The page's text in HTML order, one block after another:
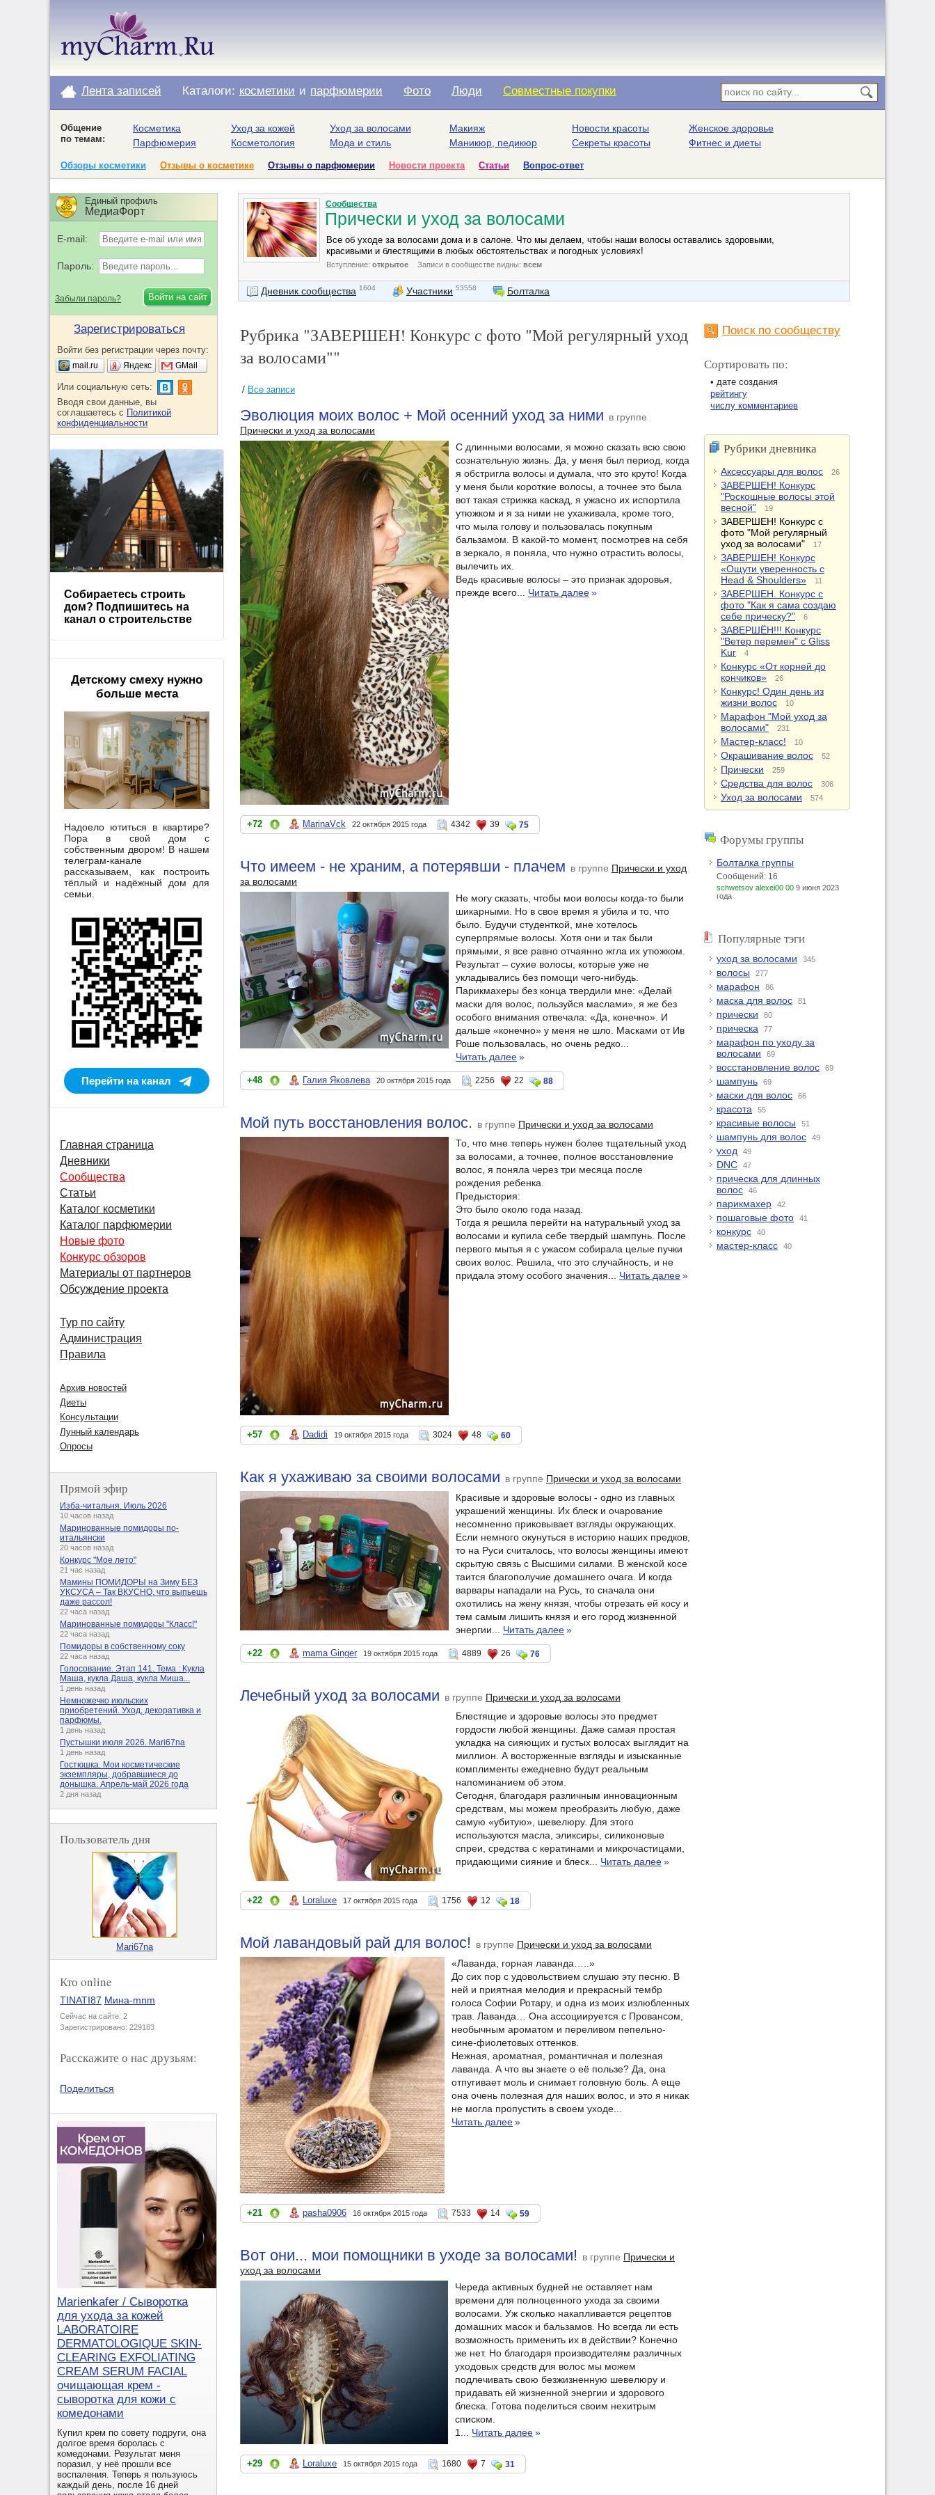
Лента записей Каталоги: косметики и парфюмерии Фото Люди Совместные покупки
Общение
по темам:
Косметика
Парфюмерия
Уход за кожей
Косметология
Уход за волосами
Мода и стиль
Макияж
Маникюр, педикюр
Новости красоты
Секреты красоты
Женское здоровье
Фитнес и диеты
Обзоры косметики Отзывы о косметике Отзывы о парфюмерии Новости проекта Статьи Вопрос-ответ
Сообщества
Прически и уход за волосами
Все об уходе за волосами дома и в салоне. Что мы делаем, чтобы наши волосы оставались здоровыми,
красивыми и блестящими в любых обстоятельствах и погодных условиях!
Вступление: открытое Записи в сообществе видны: всем
Дневник сообщества 1604 Участники 53558 Болталка
Рубрика "ЗАВЕРШЕН! Конкурс с фото "Мой регулярный уход
за волосами""
/ Все записи
Эволюция моих волос + Мой осенний уход за ними в группе
Прически и уход за волосами
С длинными волосами, я можно сказать всю свою
сознательную жизнь. Да, у меня был период, когда
я обстригла волосы и думала, что это круто! Когда
у меня были короткие волосы, а точнее это была
вот такая стрижка каскад, я ужасно их испортила
утюжком и я за ними не ухаживала, кроме того,
что мыла голову и пользовалась покупным
бальзамом. В какой-то момент, посмотрев на себя
в зеркало, я поняла, что нужно отрастить волосы,
вылечить их.
Ведь красивые волосы – это признак здоровья,
прежде всего... Читать далее»
+72 MarinaVck 22 октября 2015 года 4342 39 75
Что имеем - не храним, а потерявши - плачем в группе Прически и уход
за волосами
Не могу сказать, чтобы мои волосы когда-то были
шикарными. Но в свое время я убила и то, что
было. Будучи студенткой, мне хотелось
суперпрямые волосы. Хотя они и так были
прямыми, я все равно отчаянно жгла их утюжком.
Результат – сухие волосы, которые уже не
укладывались без помощи чего-нибудь.
Парикмахеры без конца твердили мне: «Делай
маски для волос, пользуйся маслами», я же без
особого внимания отвечала: «Да, конечно». И
дальше «конечно» у меня не шло. Масками от Ив
Роше пользовалась, но очень редко...
Читать далее»
+48 Галия Яковлева 20 октября 2015 года 2256 22 88
Мой путь восстановления волос. в группе Прически и уход за волосами
То, что мне теперь нужен более тщательный уход
за волосами, а точнее, полное восстановление
волос, я поняла через три месяца после
рождения ребенка.
Предыстория:
Это было около года назад.
Тогда я решила перейти на натуральный уход за
волосами и купила себе твердый шампунь. После
первого мытья я с ужасом собирала целые пучки
своих волос. Решила, что это случайность, и не
придала этому особого значения... Читать далее»
+57 Dadidi 19 октября 2015 года 3024 48 60
Как я ухаживаю за своими волосами в группе Прически и уход за волосами
Красивые и здоровые волосы - одно из главных
украшений женщины. Их блеск и очарование
несомненно приковывает взгляды окружающих.
Если немного окунуться в историю наших предков,
то на Руси считалось, что волосы женщины имеют
скрытую связь с Высшими силами. В женской косе
таится благополучие домашнего очага. И когда
варвары нападали на Русь, то сначала они
охотились на жену князя, чтобы отрезать ей косу и
тем самым лишить князя и его город жизненной
энергии... Читать далее»
+22 mama Ginger 19 октября 2015 года 4889 26 76
Лечебный уход за волосами в группе Прически и уход за волосами
Блестящие и здоровые волосы это предмет
гордости любой женщины. Даже самая простая
укладка на сияющих и густых волосах выглядит на
миллион. А восторженные взгляды и изысканные
комплименты ежедневно будут реальным
напоминанием об этом.
Сегодня, благодаря различным инновационным
средствам, мы можем преобразить любую, даже
самую «убитую», шевелюру. Для этого
используются масла, эликсиры, силиконовые
спреи, средства с кератинами и микрочастицами,
придающими сияние и блеск... Читать далее»
+22 Loraluxe 17 октября 2015 года 1756 12 18
Мой лавандовый рай для волос! в группе Прически и уход за волосами
«Лаванда, горная лаванда…..»
До сих пор с удовольствием слушаю эту песню. В
ней и приятная мелодия и прекрасный тембр
голоса Софии Ротару, и одна из моих излюбленных
трав. Лаванда… Она ассоциируется с Провансом,
необычным ароматом и переливом пепельно-
сине-фиолетовых оттенков.
Нежная, ароматная, романтичная и полезная
лаванда. А что вы знаете о её пользе? Да, она
отпугивает моль и снимает головную боль. А еще
она очень полезная для наших волос, и это я никак
не могла пропустить в своем уходе...
Читать далее»
+21 pasha0906 16 октября 2015 года 7533 14 59
Вот они... мои помощники в уходе за волосами! в группе Прически и
уход за волосами
Череда активных будней не оставляет нам
времени для полноценного ухода за своими
волосами. Уж сколько накапливается рецептов
домашних масок и бальзамов. Но всегда ли есть
возможность применить их в действии? Конечно
же нет. Но благодаря производителям различных
уходовых средств для волос мы можем
подлечивать свою безжизненную шевелюру и
придавать ей жизненной энергии и здорового
блеска. Готова поделиться своим нехитрым
списком.
1... Читать далее»
+29 Loraluxe 15 октября 2015 года 1680 7 31
Поиск по сообществу
Сортировать по:
• дате создания
рейтингу
числу комментариев
Рубрики дневника
Аксессуары для волос 26
ЗАВЕРШЕН! Конкурс
"Роскошные волосы этой
весной"
19
ЗАВЕРШЕН! Конкурс с
фото "Мой регулярный
уход за волосами"
17
ЗАВЕРШЕН! Конкурс
«Ощути уверенность с
Head & Shoulders»
11
ЗАВЕРШЕН. Конкурс с
фото "Как я сама создаю
себе прическу?"
6
ЗАВЕРШЁН!!! Конкурс
"Ветер перемен" с Gliss
Kur
4
Конкурс «От корней до
кончиков»
26
Конкурс! Один день из
жизни волос
10
Марафон "Мой уход за
волосами"
231
Мастер-класс! 10
Окрашивание волос 52
Прически 259
Средства для волос 306
Уход за волосами 574
Форумы группы
Болталка группы
Сообщений: 16
schwetsov alexei00 00 9 июня 2023
года
Популярные тэги
уход за волосами 345
волосы 277
марафон 86
маска для волос 81
прически 80
прическа 77
марафон по уходу за
волосами
69
восстановление волос 69
шампунь 69
маски для волос 66
красота 55
красивые волосы 51
шампунь для волос 49
уход 49
DNC 47
прическа для длинных
волос
46
парикмахер 42
пошаговые фото 41
конкурс 40
мастер-класс 40
Единый профиль
МедиаФорт
E-mail:
Пароль:
Забыли пароль?
Зарегистрироваться
Войти без регистрации через почту:
mail.ru Яндекс GMail
Или социальную сеть:
Вводя свои данные, вы
соглашаетесь с Политикой
конфиденциальности
Собираетесь строить
дом? Подпишитесь на
канал о строительстве
Детскому смеху нужно
больше места
Надоело ютиться в квартире?
Пора в свой дом с
собственным двором! В нашем
телеграм-канале
рассказываем, как построить
тёплый и надёжный дом для
семьи.
Перейти на канал
Главная страница
Дневники
Сообщества
Статьи
Каталог косметики
Каталог парфюмерии
Новые фото
Конкурс обзоров
Материалы от партнеров
Обсуждение проекта
Тур по сайту
Администрация
Правила
Архив новостей
Диеты
Консультации
Лунный календарь
Опросы
Прямой эфир
Изба-читальня. Июль 2026
10 часов назад
Маринованные помидоры по-
итальянски
20 часов назад
Конкурс "Мое лето"
21 час назад
Мамины ПОМИДОРЫ на Зиму БЕЗ
УКСУСА – Так ВКУСНО, что выпьешь
даже рассол!
22 часа назад
Маринованные помидоры "Класс!"
22 часа назад
Помидоры в собственному соку
22 часа назад
Голосование. Этап 141. Тема : Кукла
Маша, кукла Даша, кукла Миша...
1 день назад
Немножечко июльских
приобретений. Уход, декоративка и
парфюмы.
1 день назад
Пустышки июля 2026. Mari67na
1 день назад
Гостюшка. Мои косметические
экземпляры, добравшиеся до
донышка. Апрель-май 2026 года
2 дня назад
Пользователь дня
Mari67na
Кто online
TINATI87 Мина-mnm
Сейчас на сайте: 2
Зарегистрировано: 229183
Расскажите о нас друзьям:
Поделиться
Marienkafer / Сыворотка
для ухода за кожей
LABORATOIRE
DERMATOLOGIQUE SKIN-
CLEARING EXFOLIATING
CREAM SERUM FACIAL
очищающая крем -
сыворотка для кожи с
комедонами
Купил крем по совету подруги, она
долгое время боролась с
комедонами. Результат меня
поразил, у неё прошли все
воспаления. Теперь я пользуюсь
каждый день, после 16 дней